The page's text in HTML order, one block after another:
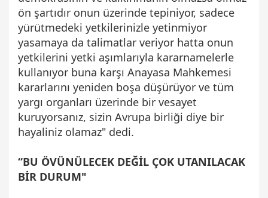
ön şartıdır onun üzerinde tepiniyor, sadece
yürütmedeki yetkilerinizle yetinmiyor
yasamaya da talimatlar veriyor hatta onun
yetkilerini yetki aşımlarıyla kararnamelerle
kullanıyor buna karşı Anayasa Mahkemesi
kararlarını yeniden boşa düşürüyor ve tüm
yargı organları üzerinde bir vesayet
kuruyorsanız, sizin Avrupa birliği diye bir
hayaliniz olamaz" dedi.
“BU ÖVÜNÜLECEK DEĞİL ÇOK UTANILACAK
BİR DURUM"